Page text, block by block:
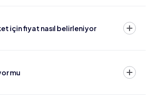
için fiyat nasıl belirleniyor?
mu?